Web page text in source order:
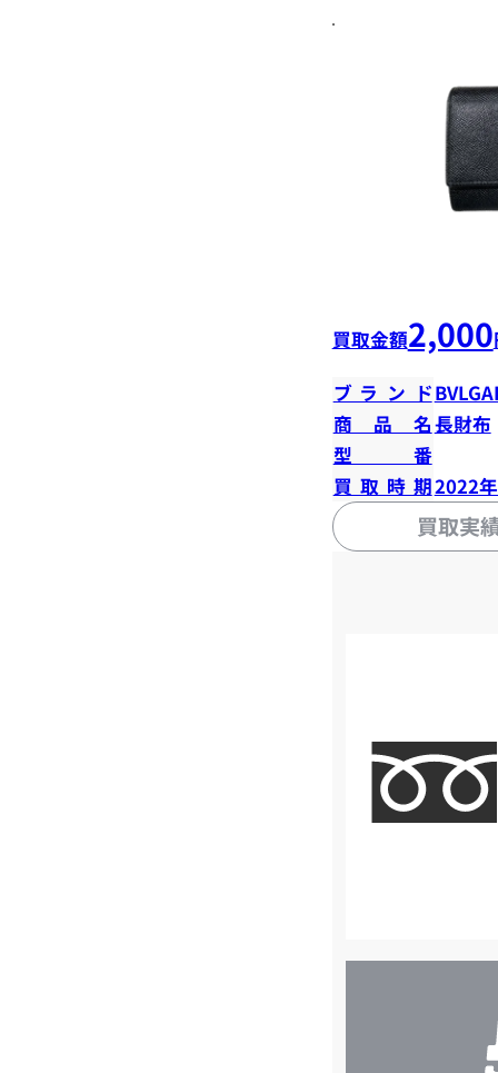
買取金額2,000
ブランド
商品名長財布
型番
買取時期2022
買取実